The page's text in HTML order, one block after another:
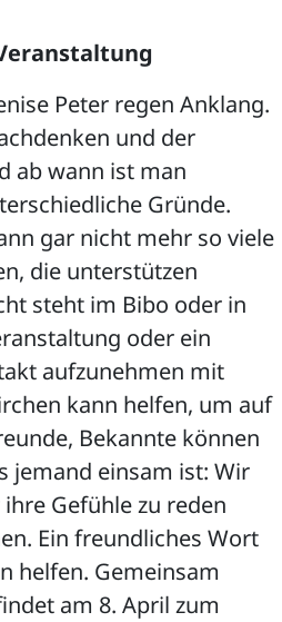
Peter regen Anklang.
und der
ab wann ist man
Gründe.
gar nicht mehr so viele
die unterstützen
steht im Bibo oder in
oder ein
aufzunehmen mit
kann helfen, um auf
Bekannte können
jemand einsam ist: Wir
Gefühle zu reden
Ein freundliches Wort
helfen. Gemeinsam
am 8. April zum